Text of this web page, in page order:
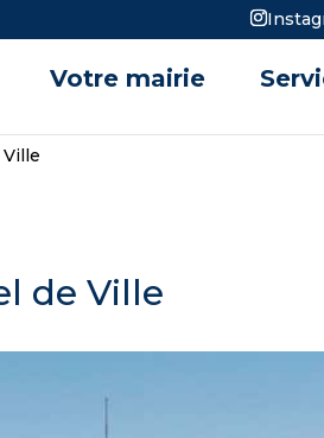
Votre mairie
de Ville